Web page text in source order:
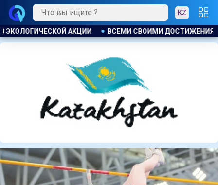
KZ
КРАЙ ОБЯЗАН ЭНЕРГИИ СВОИХ ГРАЖДАН .